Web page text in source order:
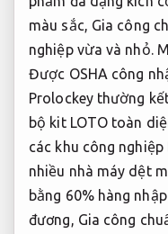
màu sắc, Gia công
nghiệp vừa và nhỏ.
Được OSHA công
Prolockey thường
bộ kit LOTO toàn
các khu công
nhiều nhà máy dệt
bằng 60% hàng
đương, Gia công